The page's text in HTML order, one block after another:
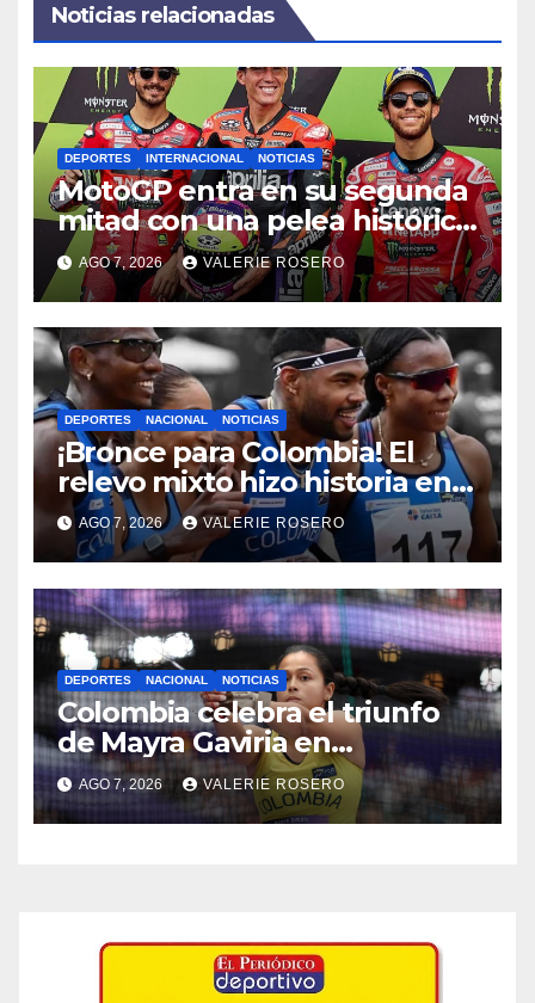
Noticias relacionadas
DEPORTES INTERNACIONAL NOTICIAS
MotoGP entra en su segunda
mitad con una pelea histórica
por el campeonato
AGO 7, 2026 VALERIE ROSERO
DEPORTES NACIONAL NOTICIAS
¡Bronce para Colombia! El
relevo mixto hizo historia en
el Panamericano de
Atletismo
AGO 7, 2026 VALERIE ROSERO
DEPORTES NACIONAL NOTICIAS
Colombia celebra el triunfo
de Mayra Gaviria en
lanzamiento de martillo
AGO 7, 2026 VALERIE ROSERO